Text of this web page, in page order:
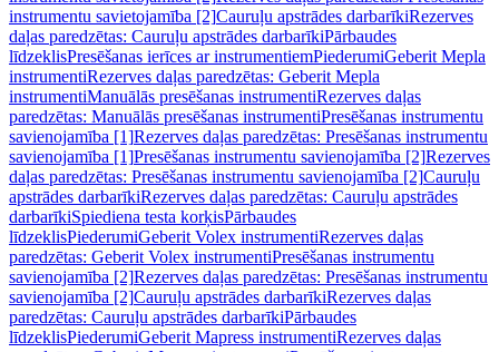
instrumentu savietojamība [2]Cauruļu apstrādes darbarīkiRezerves
daļas paredzētas: Cauruļu apstrādes darbarīkiPārbaudes
līdzeklisPresēšanas ierīces ar instrumentiemPiederumiGeberit Mepla
instrumentiRezerves daļas paredzētas: Geberit Mepla
instrumentiManuālās presēšanas instrumentiRezerves daļas
paredzētas: Manuālās presēšanas instrumentiPresēšanas instrumentu
savienojamība [1]Rezerves daļas paredzētas: Presēšanas instrumentu
savienojamība [1]Presēšanas instrumentu savienojamība [2]Rezerves
daļas paredzētas: Presēšanas instrumentu savienojamība [2]Cauruļu
apstrādes darbarīkiRezerves daļas paredzētas: Cauruļu apstrādes
darbarīkiSpiediena testa korķisPārbaudes
līdzeklisPiederumiGeberit Volex instrumentiRezerves daļas
paredzētas: Geberit Volex instrumentiPresēšanas instrumentu
savienojamība [2]Rezerves daļas paredzētas: Presēšanas instrumentu
savienojamība [2]Cauruļu apstrādes darbarīkiRezerves daļas
paredzētas: Cauruļu apstrādes darbarīkiPārbaudes
līdzeklisPiederumiGeberit Mapress instrumentiRezerves daļas